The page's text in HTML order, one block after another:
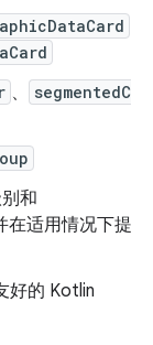
、
segmentedC
和
在适用情况下提
好的 Kotlin